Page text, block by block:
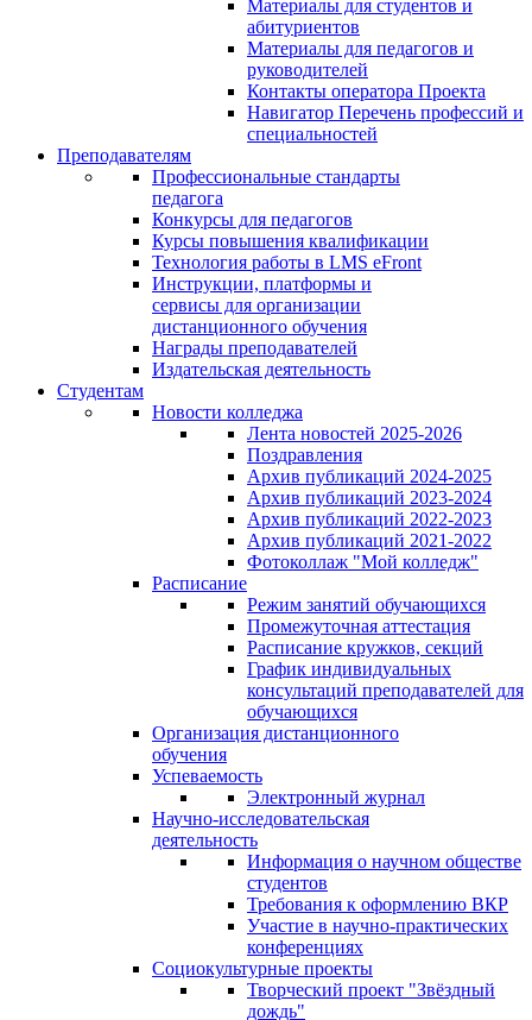
Материалы для студентов и
абитуриентов
Материалы для педагогов и
руководителей
Контакты оператора Проекта
Навигатор Перечень профессий и
специальностей
Преподавателям
Профессиональные стандарты
педагога
Конкурсы для педагогов
Курсы повышения квалификации
Технология работы в LMS eFront
Инструкции, платформы и
сервисы для организации
дистанционного обучения
Награды преподавателей
Издательская деятельность
Студентам
Новости колледжа
Лента новостей 2025-2026
Поздравления
Архив публикаций 2024-2025
Архив публикаций 2023-2024
Архив публикаций 2022-2023
Архив публикаций 2021-2022
Фотоколлаж "Мой колледж"
Расписание
Режим занятий обучающихся
Промежуточная аттестация
Расписание кружков, секций
График индивидуальных
консультаций преподавателей для
обучающихся
Организация дистанционного
обучения
Успеваемость
Электронный журнал
Научно-исследовательская
деятельность
Информация о научном обществе
студентов
Требования к оформлению ВКР
Участие в научно-практических
конференциях
Социокультурные проекты
Творческий проект "Звёздный
дождь"